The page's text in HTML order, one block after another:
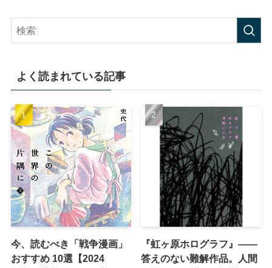
よく読まれている記事
今、読むべき「戦争漫画」
おすすめ 10選【2024
『虹ヶ原ホログラフ』——
答えのない難解作品。人間